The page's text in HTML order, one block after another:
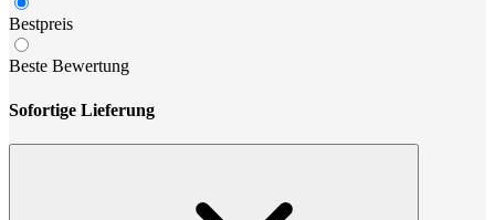
Bestpreis
Beste Bewertung
Sofortige Lieferung